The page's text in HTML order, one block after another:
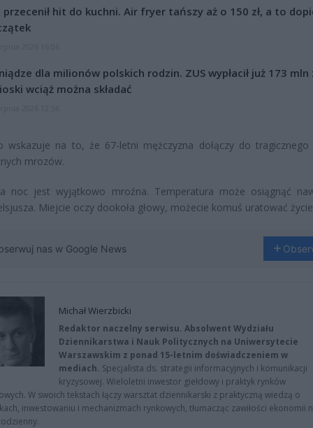
przecenił hit do kuchni. Air fryer tańszy aż o 150 zł, a to
dla milionów polskich rodzin. ZUS wypłacił już 173 mln
wciąż można składać
wskazuje na to, że 67-letni mężczyzna dołączy do tragicznego
mrozów.
noc jest wyjątkowo mroźna. Temperatura może osiągnąć
Miejcie oczy dookoła głowy, możecie komuś uratować
nas w Google News
Michał Wierzbicki
Redaktor naczelny serwisu. Absolwent Wydziału
Dziennikarstwa i Nauk Politycznych na Uniwersytecie
Warszawskim z ponad 15-letnim doświadczeniem w
mediach. Specjalista ds. strategii informacyjnych i komunikacji
kryzysowej. Wieloletni inwestor giełdowy i praktyk rynków
W swoich tekstach łączy warsztat dziennikarski z praktyczną wiedzą o
inwestowaniu i mechanizmach rynkowych, tłumacząc zawiłości ekonomii